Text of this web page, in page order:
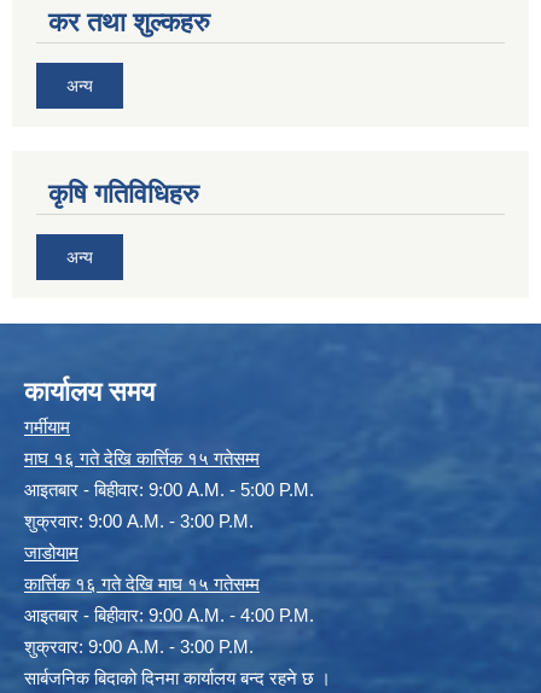
कर तथा शुल्कहरु
अन्य
कृषि गतिविधिहरु
अन्य
कार्यालय समय
गर्मीयाम
माघ १६ गते देखि कार्त्तिक १५ गतेसम्म
आइतबार - बिहीवार: 9:00 A.M. - 5:00 P.M.
शुक्रवार: 9:00 A.M. - 3:00 P.M.
जाडोयाम
कार्त्तिक १६ गते देखि माघ १५ गतेसम्म
आइतबार - बिहीवार: 9:00 A.M. - 4:00 P.M.
शुक्रवार: 9:00 A.M. - 3:00 P.M.
सार्बजनिक बिदाको दिनमा कार्यालय बन्द रहने छ ।